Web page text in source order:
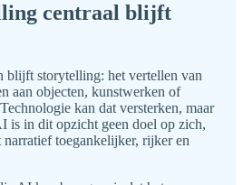
centraal blijft
blijft storytelling: het vertellen van
aan objecten, kunstwerken of
kan dat versterken, maar
is in dit opzicht geen doel op zich,
narratief toegankelijker, rijker en